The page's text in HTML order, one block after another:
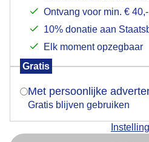
Ontvang voor min. €
10% donatie aan
Elk moment opzegbaar
Gratis
Met persoonlijke
Gratis blijven gebruiken
Indien je hier nog geen
verschijnt er zo een pop-
Is goed, toon
Nu niet,